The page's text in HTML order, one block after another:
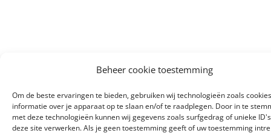
Beheer cookie toestemming
Om de beste ervaringen te bieden, gebruiken wij technologieën zoals
informatie over je apparaat op te slaan en/of te raadplegen. Door in te
met deze technologieën kunnen wij gegevens zoals surfgedrag of unieke
deze site verwerken. Als je geen toestemming geeft of uw toestemming